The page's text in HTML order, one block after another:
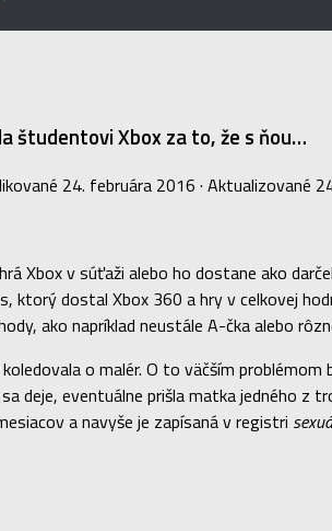
študentovi Xbox za to, že s ňou…
24. februára 2016 · Aktualizované
Xbox v súťaži alebo ho dostane ako
ktorý dostal Xbox 360 a hry v celkovej
ako napríklad neustále A-čka alebo
o malér. O to väčším
deje, eventuálne prišla matka jedného z
a navyše je zapísaná v registri